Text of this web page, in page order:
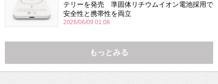
テリーを発売 準固体リチウムイオン電池採用で
安全性と携帯性を両立
2026/06/09 01:08
もっとみる